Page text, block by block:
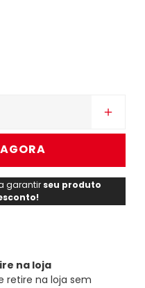
＋
garantir seu produto
na loja
retire na loja sem